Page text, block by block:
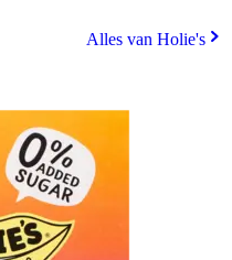
Alles van Holie's